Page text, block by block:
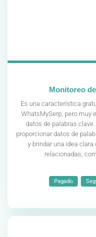
Monitoreo
Es una característica
WhatsMySerp, pero muy
datos de palabras
proporcionar datos de
y brindar una idea
relacionadas,
Pagado